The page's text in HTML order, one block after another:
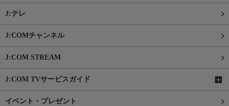
J:テレ
J:COMチャンネル
J:COM STREAM
J:COM TVサービスガイド
イベント・プレゼント